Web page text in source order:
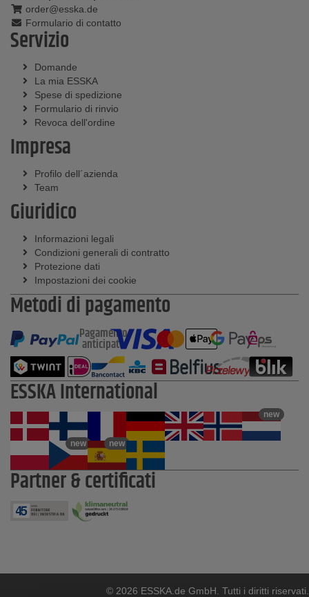
order@esska.de
Formulario di contatto
Servizio
Domande
La mia ESSKA
Spese di spedizione
Formulario di rinvio
Revoca dell'ordine
Impresa
Profilo dell´azienda
Team
Giuridico
Informazioni legali
Condizioni generali di contratto
Protezione dati
Impostazioni dei cookie
Metodi di pagamento
Pagamento
anticipato
ESSKA International
new
new new
Partner & certificati
© 2026 ESSKA.de GmbH. Tutti i diritti riservati.